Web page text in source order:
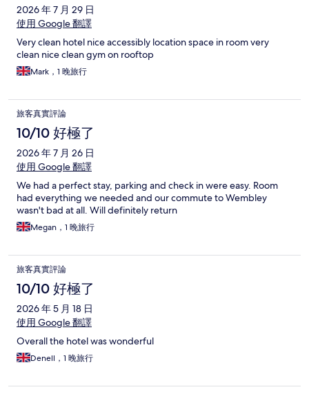
2026 年 7 月 29 日
使用 Google 翻譯
Very clean hotel nice accessibly location space in room very
clean nice clean gym on rooftop
Mark，1 晚旅行
旅客真實評論
10/10 好極了
2026 年 7 月 26 日
使用 Google 翻譯
We had a perfect stay, parking and check in were easy. Room
had everything we needed and our commute to Wembley
wasn't bad at all. Will definitely return
Megan，1 晚旅行
旅客真實評論
10/10 好極了
2026 年 5 月 18 日
使用 Google 翻譯
Overall the hotel was wonderful
Denell，1 晚旅行